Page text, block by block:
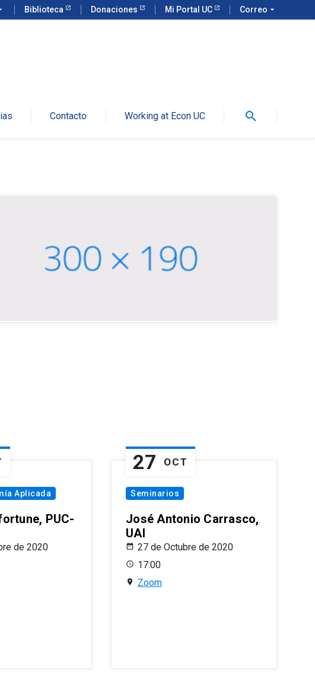
Biblioteca Donaciones Mi Portal UC Correo arrow_drop_down
Contacto Working at Econ UC search
Aplicada
PUC-
de 2020
27 OCT
Seminarios
José Antonio Carrasco,
UAI
27 de Octubre de 2020
17:00
Zoom